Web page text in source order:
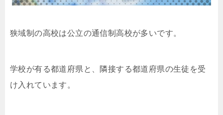
狭域制の高校は公立の通信制高校が多いです。
学校が有る都道府県と、隣接する都道府県の生徒を受
け入れています。